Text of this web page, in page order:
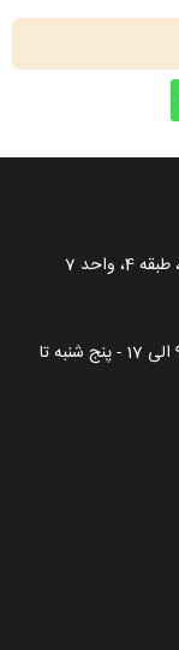
02122083926 - 02122085386 - 02122082258 (9 الی 17 - پنج شنبه تا